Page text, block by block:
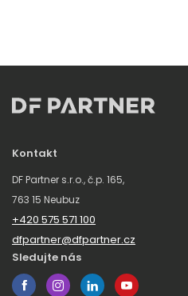
Kontakt
DF Partner s.r.o., č.p. 165,
763 15 Neubuz
+420 575 571 100
dfpartner@dfpartner.cz
Sledujte nás